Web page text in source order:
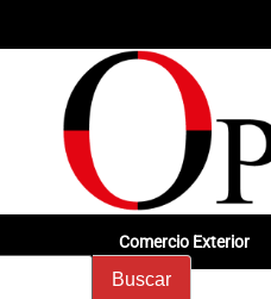
Comercio Exterior